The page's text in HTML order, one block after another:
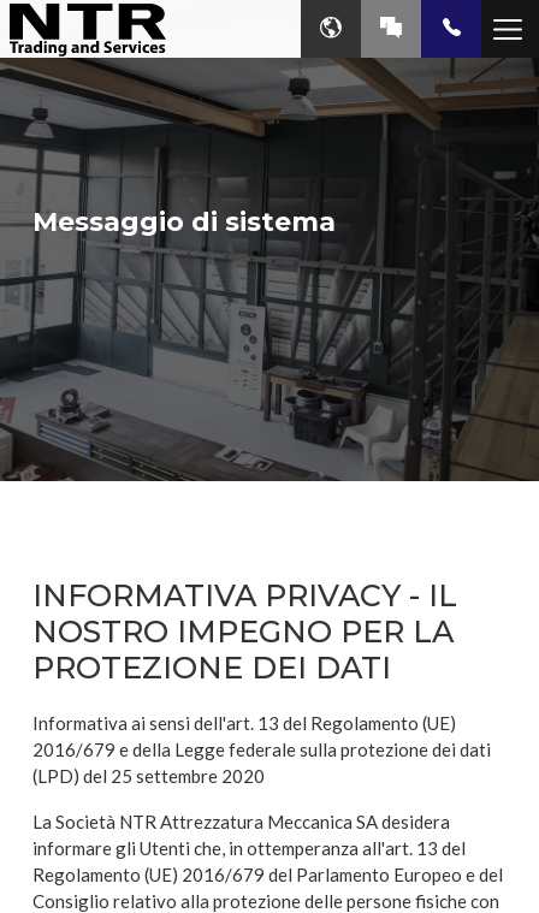
Messaggio di sistema
INFORMATIVA PRIVACY - IL
NOSTRO IMPEGNO PER LA
PROTEZIONE DEI DATI
Informativa ai sensi dell'art. 13 del Regolamento (UE)
2016/679 e della Legge federale sulla protezione dei dati
(LPD) del 25 settembre 2020
La Società NTR Attrezzatura Meccanica SA desidera
informare gli Utenti che, in ottemperanza all'art. 13 del
Regolamento (UE) 2016/679 del Parlamento Europeo e del
Consiglio relativo alla protezione delle persone fisiche con